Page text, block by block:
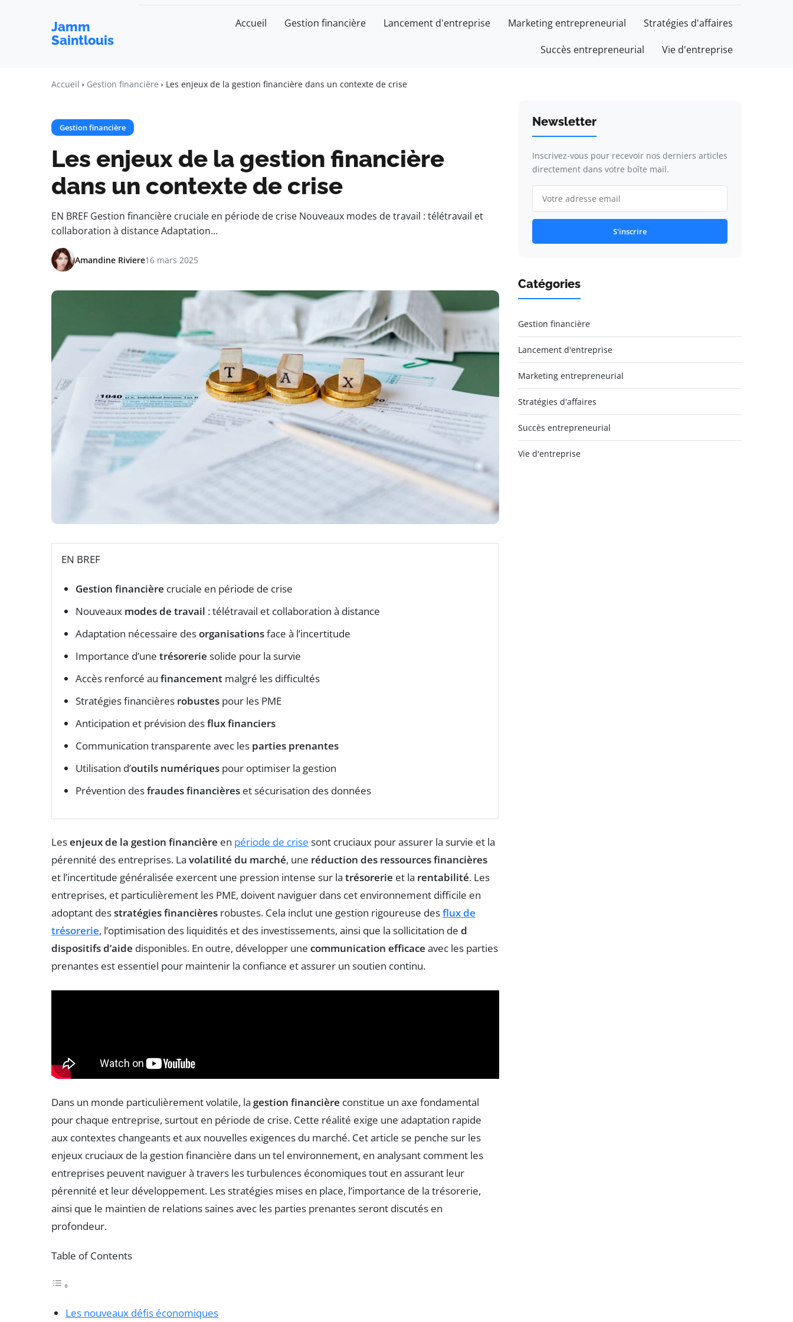
Jamm
Saintlouis
Accueil Gestion financière Lancement d'entreprise Marketing entrepreneurial Stratégies d'affaires
Succès entrepreneurial Vie d'entreprise
Accueil Gestion financière Les enjeux de la gestion financière dans un contexte de crise
Gestion financière
Les enjeux de la gestion financière
dans un contexte de crise
EN BREF Gestion financière cruciale en période de crise Nouveaux modes de travail : télétravail et
collaboration à distance Adaptation…
Amandine Riviere16 mars 2025
EN BREF
Gestion financière cruciale en période de crise
Nouveaux modes de travail : télétravail et collaboration à distance
Adaptation nécessaire desorganisationsface à l’incertitude
Importance d’une trésorerie solide pour la survie
Accès renforcé au financement malgré les difficultés
Stratégies financières robustes pour les PME
Anticipation et prévision desflux financiers
Communication transparente avec les parties prenantes
Utilisation d’outils numériques pour optimiser la gestion
Prévention desfraudes financières et sécurisation des données
Lesenjeux de la gestion financière en période de crise sont cruciaux pour assurer la survie et la
pérennité des entreprises. La volatilité du marché, une réduction des ressources financières
et l’incertitude généralisée exercent une pression intense sur la trésorerie et la rentabilité. Les
entreprises, et particulièrement les PME, doivent naviguer dans cet environnement difficile en
adoptant desstratégies financières robustes. Cela inclut une gestion rigoureuse desflux de
trésorerie, l’optimisation des liquidités et des investissements, ainsi que la sollicitation de d
dispositifs d’aide disponibles. En outre, développer une communication efficace avec les parties
prenantes est essentiel pour maintenir la confiance et assurer un soutien continu.
Dans un monde particulièrement volatile, la gestion financière constitue un axe fondamental
pour chaque entreprise, surtout en période de crise. Cette réalité exige une adaptation rapide
aux contextes changeants et aux nouvelles exigences du marché. Cet article se penche sur les
enjeux cruciaux de la gestion financière dans un tel environnement, en analysant comment les
entreprises peuvent naviguer à travers les turbulences économiques tout en assurant leur
pérennité et leur développement. Les stratégies mises en place, l’importance de la trésorerie,
ainsi que le maintien de relations saines avec les parties prenantes seront discutés en
profondeur.
Table of Contents
Les nouveaux défis économiques
Newsletter
Inscrivez-vous pour recevoir nos derniers articles
directement dans votre boîte mail.
S'inscrire
Catégories
Gestion financière
Lancement d'entreprise
Marketing entrepreneurial
Stratégies d'affaires
Succès entrepreneurial
Vie d'entreprise